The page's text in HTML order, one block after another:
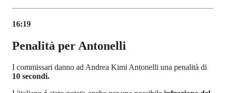
16:19
Penalità per Antonelli
I commissari danno ad Andrea Kimi Antonelli una penalità di
10 secondi.